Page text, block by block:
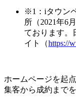
※1：iタウン
所（2021年6
ております。
イト（https://
ホームページを起
集客から成約まで